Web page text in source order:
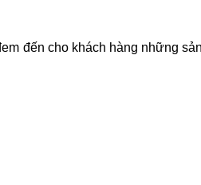
đến cho khách hàng những